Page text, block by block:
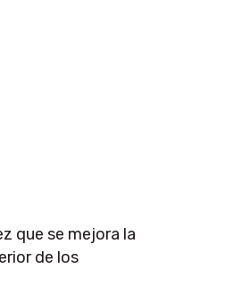
que se mejora la
de los